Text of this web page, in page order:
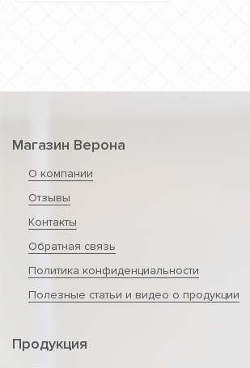
Магазин Верона
О компании
Отзывы
Контакты
Обратная связь
Политика конфиденциальности
Полезные статьи и видео о продукции
Продукция